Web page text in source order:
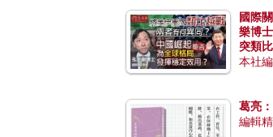
國際
樂博
突類
有何
本社
葛亮
編輯